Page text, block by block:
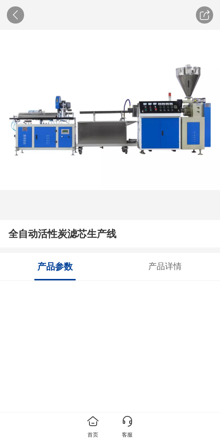
全自动活性炭滤芯生产线
产品参数 产品详情
首页 客服